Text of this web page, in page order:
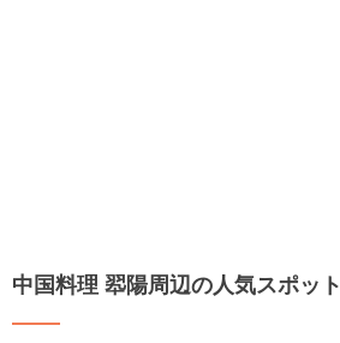
中国料理 翆陽周辺の人気スポット